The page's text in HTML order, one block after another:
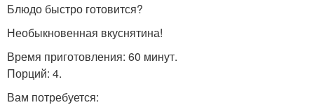
Блюдо быстро готовится?
Необыкновенная вкуснятина!
Время приготовления: 60 минут.
Порций: 4.
Вам потребуется: